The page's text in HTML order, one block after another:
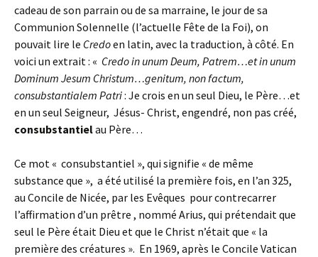
cadeau de son parrain ou de sa marraine, le jour de sa
Communion Solennelle (l’actuelle Fête de la Foi), on
pouvait lire le Credoen latin, avec la traduction, à côté. En
voici un extrait : « Credo in unum Deum, Patrem…et in unum
Dominum Jesum Christum…genitum, non factum,
consubstantialem Patri: Je crois en un seul Dieu, le Père…et
en un seul Seigneur, Jésus- Christ, engendré, non pas créé,
consubstantielau Père…
Ce mot « consubstantiel », qui signifie « de même
substance que », a été utilisé la première fois, en l’an 325,
au Concile de Nicée, par les Evêques pour contrecarrer
l’affirmation d’un prêtre , nommé Arius, qui prétendait que
seul le Père était Dieu et que le Christ n’était que « la
première des créatures ». En 1969, après le Concile Vatican